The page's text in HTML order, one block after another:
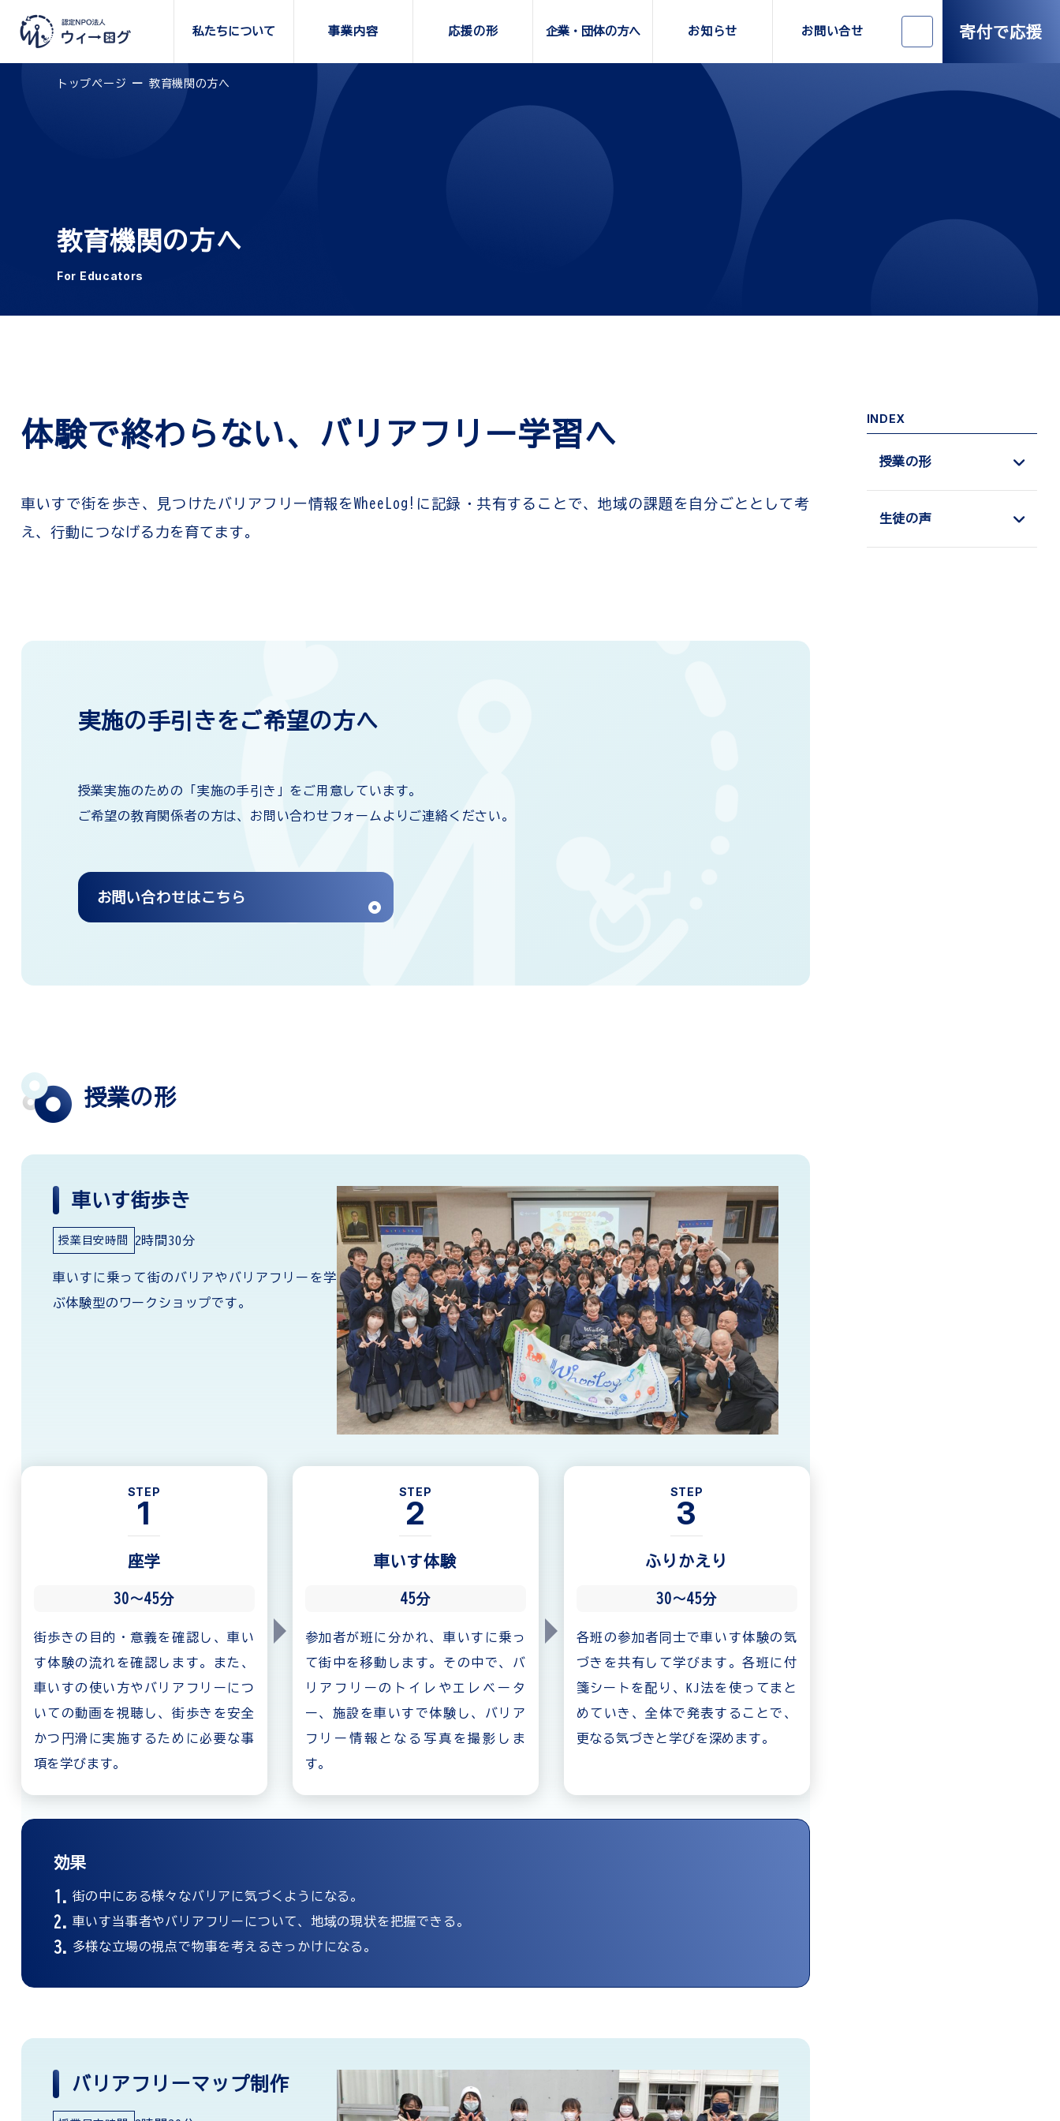
私たちについて 事業内容 応援の形 企業・団体の方へ お知らせ お問い合せ 寄付で応援
トップページ 教育機関の方へ
教育機関の方へ
For Educators
体験で終わらない、バリアフリー学習へ
車いすで街を歩き、見つけたバリアフリー情報をWheeLog!に記録・共有することで、地域の課題を自分ごととして考
え、行動につなげる力を育てます。
実施の手引きをご希望の方へ
授業実施のための「実施の手引き」をご用意しています。
ご希望の教育関係者の方は、お問い合わせフォームよりご連絡ください。
お問い合わせはこちら
授業の形
車いす街歩き
授業目安時間 2時間30分
車いすに乗って街のバリアやバリアフリーを学
ぶ体験型のワークショップです。
STEP
1
座学
30〜45分
街歩きの目的・意義を確認し、車い
す体験の流れを確認します。また、
車いすの使い方やバリアフリーにつ
いての動画を視聴し、街歩きを安全
かつ円滑に実施するために必要な事
項を学びます。
STEP
2
車いす体験
45分
参加者が班に分かれ、車いすに乗っ
て街中を移動します。その中で、バ
リアフリーのトイレやエレベータ
ー、施設を車いすで体験し、バリア
フリー情報となる写真を撮影しま
す。
STEP
3
ふりかえり
30〜45分
各班の参加者同士で車いす体験の気
づきを共有して学びます。各班に付
箋シートを配り、KJ法を使ってまと
めていき、全体で発表することで、
更なる気づきと学びを深めます。
効果
街の中にある様々なバリアに気づくようになる。
車いす当事者やバリアフリーについて、地域の現状を把握できる。
多様な立場の視点で物事を考えるきっかけになる。
バリアフリーマップ制作
INDEX
授業の形
生徒の声